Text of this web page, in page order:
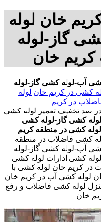
خان لوله
گاز-لوله
خان
آب-لوله کشی گاز-لوله
کشی در کریم خان لوله
در کریم
در صد تخفیف تعمیر لوله کشی
کشی گاز-لوله کشی
لوله کشی در منطقه کریم
کشی فاضلاب در منطقه
آب-لوله کشی گاز-لوله
کشی ادارات لوله کشی
در کریم خان لوله کشی با
لوله کشی آب در کریم خان
لوله کشی فاضلاب و رفع
خان